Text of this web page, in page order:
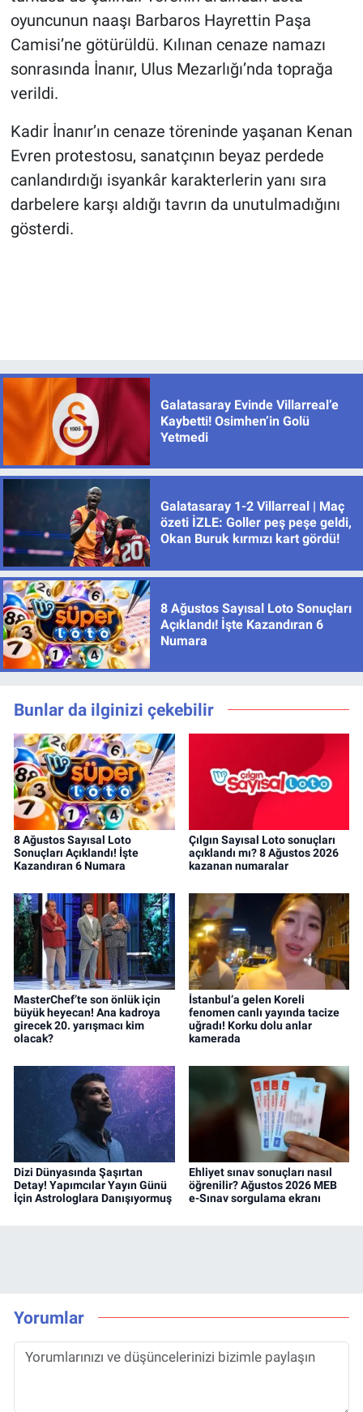
oyuncunun naaşı Barbaros Hayrettin Paşa
Camisi’ne götürüldü. Kılınan cenaze namazı
sonrasında İnanır, Ulus Mezarlığı’nda toprağa
verildi.
Kadir İnanır’ın cenaze töreninde yaşanan Kenan
Evren protestosu, sanatçının beyaz perdede
canlandırdığı isyankâr karakterlerin yanı sıra
darbelere karşı aldığı tavrın da unutulmadığını
gösterdi.
Galatasaray Evinde Villarreal’e
Kaybetti! Osimhen’in Golü
Yetmedi
Galatasaray 1-2 Villarreal | Maç
özeti İZLE: Goller peş peşe geldi,
Okan Buruk kırmızı kart gördü!
8 Ağustos Sayısal Loto Sonuçları
Açıklandı! İşte Kazandıran 6
Numara
Bunlar da ilginizi çekebilir
8 Ağustos Sayısal Loto
Sonuçları Açıklandı! İşte
Kazandıran 6 Numara
Çılgın Sayısal Loto sonuçları
açıklandı mı? 8 Ağustos 2026
kazanan numaralar
MasterChef’te son önlük için
büyük heyecan! Ana kadroya
girecek 20. yarışmacı kim
olacak?
İstanbul’a gelen Koreli
fenomen canlı yayında tacize
uğradı! Korku dolu anlar
kamerada
Dizi Dünyasında Şaşırtan
Detay! Yapımcılar Yayın Günü
İçin Astrologlara Danışıyormuş
Ehliyet sınav sonuçları nasıl
öğrenilir? Ağustos 2026 MEB
e-Sınav sorgulama ekranı
Yorumlar